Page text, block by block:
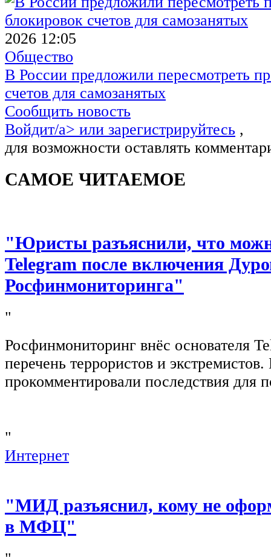
2026 12:05
Общество
В России предложили пересмотреть
счетов для самозанятых
Сообщить новость
Войдит/a> или зарегистрируйтесь ,
для возможности оставлять
САМОЕ ЧИТАЕМОЕ
"Юристы разъяснили, что
Telegram после включения
Росфинмониторинга"
"
Росфинмониторинг внёс основателя
перечень террористов и
прокомментировали последствия для
"
Интернет
"МИД разъяснил, кому не
в МФЦ"